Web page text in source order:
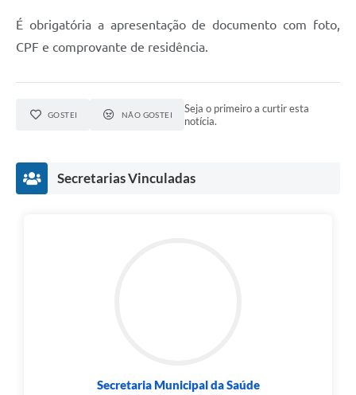
É obrigatória a apresentação de documento com foto,
CPF e comprovante de residência.
GOSTEI NÃO GOSTEI
Seja o primeiro a curtir esta
notícia.
Secretarias Vinculadas
Secretaria Municipal da Saúde